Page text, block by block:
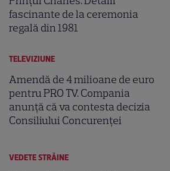
fascinante de la ceremonia
regală din 1981
TELEVIZIUNE
Amendă de 4 milioane de euro
pentru PRO TV. Compania
anunță că va contesta decizia
Consiliului Concurenței
VEDETE STRĂINE